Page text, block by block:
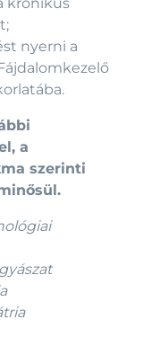
nyerni a
a
szerinti